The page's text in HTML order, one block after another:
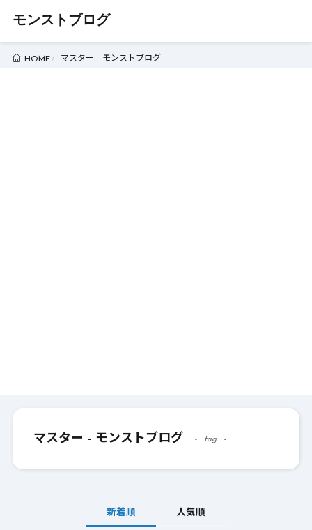
モンストブログ
HOME マスター - モンストブログ
マスター - モンストブログ tag
新着順 人気順